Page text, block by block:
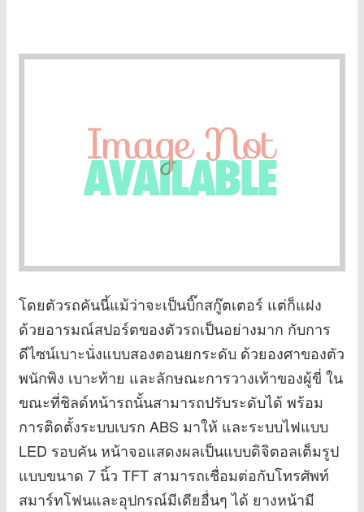
โดยตัวรถคันนี้แม้ว่าจะเป็นบิ๊กสกู๊ตเตอร์ แต่ก็แฝง
ด้วยอารมณ์สปอร์ตของตัวรถเป็นอย่างมาก กับการ
ดีไซน์เบาะนั่งแบบสองตอนยกระดับ ด้วยองศาของตัว
พนักพิง เบาะท้าย และลักษณะการวางเท้าของผู้ขี่ ใน
ขณะที่ชิลด์หน้ารถนั้นสามารถปรับระดับได้ พร้อม
การติดตั้งระบบเบรก ABS มาให้ และระบบไฟแบบ
LED รอบคัน หน้าจอแสดงผลเป็นแบบดิจิตอลเต็มรูป
แบบขนาด 7 นิ้ว TFT สามารถเชื่อมต่อกับโทรศัพท์
สมาร์ทโฟนและอุปกรณ์มีเดียอื่นๆ ได้ ยางหน้ามี